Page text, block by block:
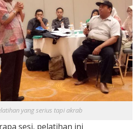
yang serius tapi akrab
sesi, pelatihan ini